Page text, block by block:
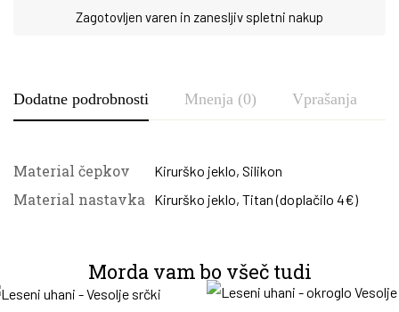
Zagotovljen varen in zanesljiv spletni nakup
Dodatne podrobnosti Mnenja (0) Vprašanja
Material čepkov Kirurško jeklo, Silikon
Material nastavka Kirurško jeklo, Titan (doplačilo 4€)
Morda vam bo všeč tudi